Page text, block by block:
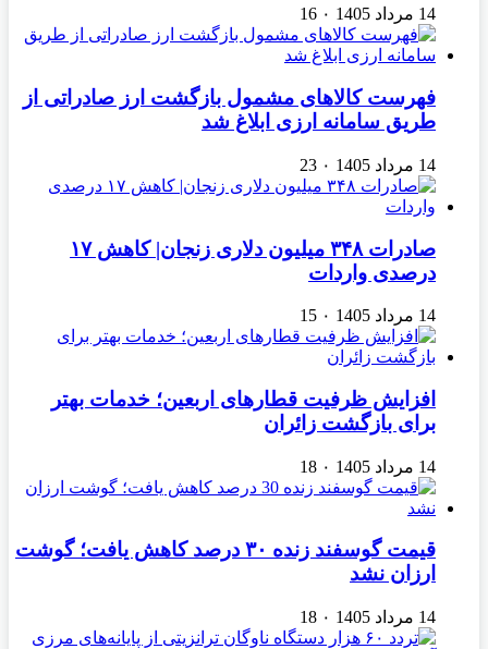
14 مرداد 1405 ۰ 16
فهرست کالاهای مشمول بازگشت ارز صادراتی از
طریق سامانه ارزی ابلاغ شد
14 مرداد 1405 ۰ 23
صادرات ۳۴۸ میلیون دلاری زنجان| ‌کاهش ۱۷
درصدی واردات
14 مرداد 1405 ۰ 15
افزایش ظرفیت قطارهای اربعین؛ خدمات بهتر
برای بازگشت زائران
14 مرداد 1405 ۰ 18
قیمت گوسفند زنده ۳۰ درصد کاهش یافت؛ گوشت
ارزان نشد
14 مرداد 1405 ۰ 18